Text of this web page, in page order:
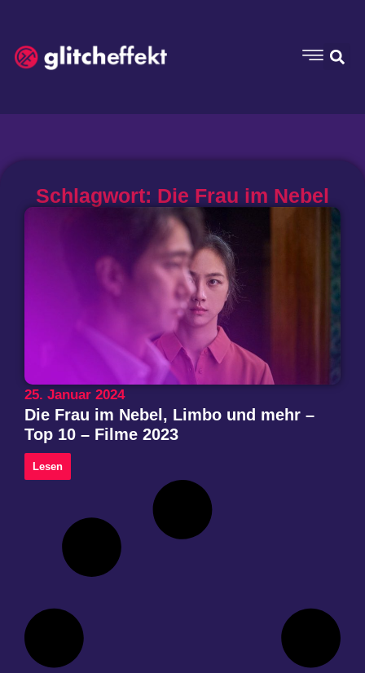
Schlagwort: Die Frau im Nebel
25. Januar 2024
Die Frau im Nebel, Limbo und mehr –
Top 10 – Filme 2023
Lesen